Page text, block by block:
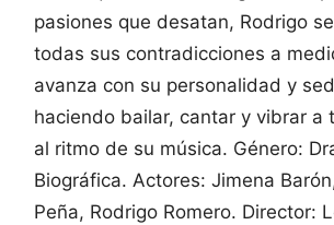
pasiones que desatan, Rodrigo
todas sus contradicciones a
avanza con su personalidad y
haciendo bailar, cantar y vibrar a
al ritmo de su música. Género:
Biográfica. Actores: Jimena
Peña, Rodrigo Romero. Director: